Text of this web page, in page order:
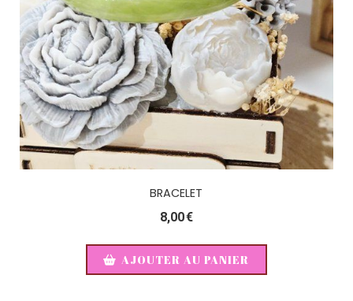
BRACELET
8,00€
AJOUTER AU PANIER